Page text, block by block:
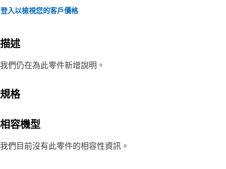
登入以檢視您的客戶價格
描述
我們仍在為此零件新增說明。
規格
相容機型
我們目前沒有此零件的相容性資訊。